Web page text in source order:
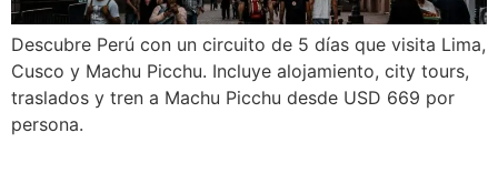
Descubre Perú con un circuito de 5 días que visita Lima,
Cusco y Machu Picchu. Incluye alojamiento, city tours,
traslados y tren a Machu Picchu desde USD 669 por
persona.